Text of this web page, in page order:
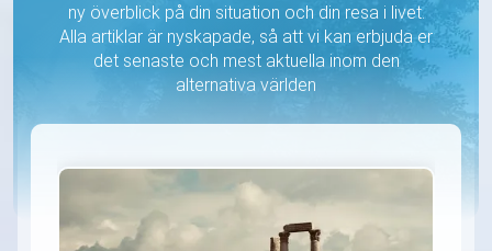
ny överblick på din situation och din resa i livet.
Alla artiklar är nyskapade, så att vi kan erbjuda er
det senaste och mest aktuella inom den
alternativa världen